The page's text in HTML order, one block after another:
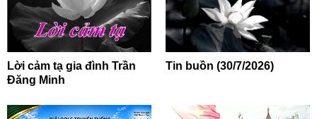
Lời cảm tạ gia đình Trần
Đăng Minh
Tin buồn (30/7/2026)